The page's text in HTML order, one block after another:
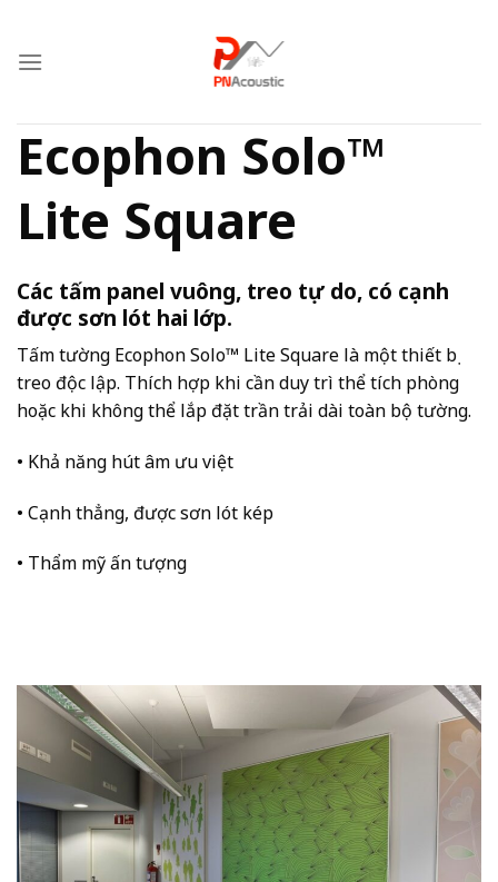
content
Ecophon Solo™
Lite Square
Các tấm panel vuông, treo tự do, có cạnh
được sơn lót hai lớp.
Tấm tường Ecophon Solo™ Lite Square là một thiết bị
treo độc lập. Thích hợp khi cần duy trì thể tích phòng
hoặc khi không thể lắp đặt trần trải dài toàn bộ tường.
• Khả năng hút âm ưu việt
• Cạnh thẳng, được sơn lót kép
• Thẩm mỹ ấn tượng